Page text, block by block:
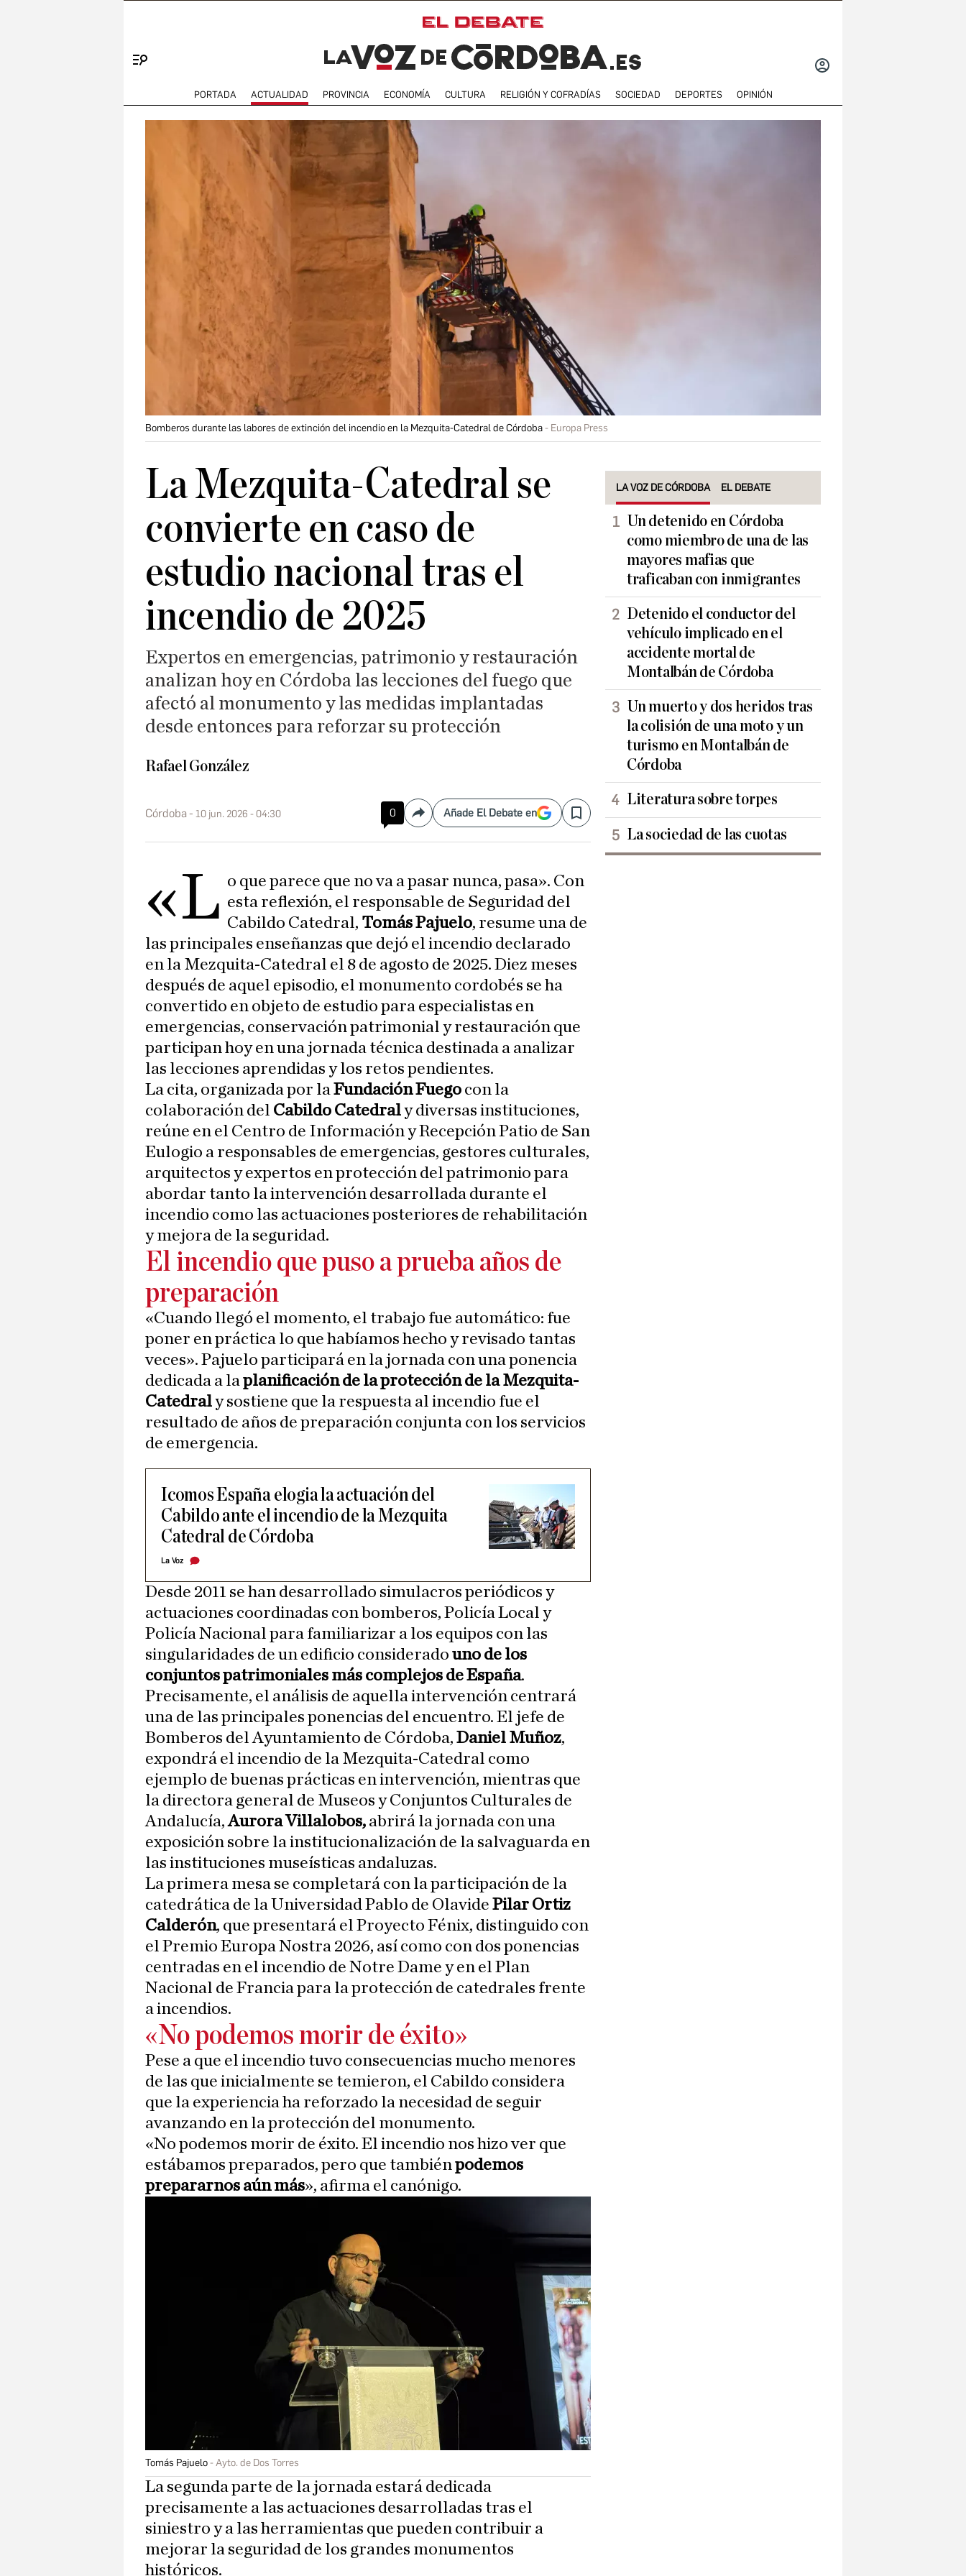
PORTADA ACTUALIDAD PROVINCIA ECONOMÍA CULTURA RELIGIÓN Y COFRADÍAS SOCIEDAD DEPORTES OPINIÓN
Bomberos durante las labores de extinción del incendio en la Mezquita-Catedral de Córdoba Europa Press
La Mezquita-Catedral se
convierte en caso de
estudio nacional tras el
incendio de 2025
Expertos en emergencias, patrimonio y restauración
analizan hoy en Córdoba las lecciones del fuego que
afectó al monumento y las medidas implantadas
desde entonces para reforzar su protección
Rafael González
Córdoba 10 jun. 2026 - 04:30 0 CompartirAñade El Debate en Save
«L o que parece que no va a pasar nunca, pasa». Con
esta reflexión, el responsable de Seguridad del
Cabildo Catedral, Tomás Pajuelo, resume una de
las principales enseñanzas que dejó el incendio declarado
en la Mezquita-Catedral el 8 de agosto de 2025. Diez meses
después de aquel episodio, el monumento cordobés se ha
convertido en objeto de estudio para especialistas en
emergencias, conservación patrimonial y restauración que
participan hoy en una jornada técnica destinada a analizar
las lecciones aprendidas y los retos pendientes.
La cita, organizada por laFundación Fuego con la
colaboración del Cabildo Catedraly diversas instituciones,
reúne en el Centro de Información y Recepción Patio de San
Eulogio a responsables de emergencias, gestores culturales,
arquitectos y expertos en protección del patrimonio para
abordar tanto la intervención desarrollada durante el
incendio como las actuaciones posteriores de rehabilitación
y mejora de la seguridad.
El incendio que puso a prueba años de
preparación
«Cuando llegó el momento, el trabajo fue automático: fue
poner en práctica lo que habíamos hecho y revisado tantas
veces». Pajuelo participará en la jornada con una ponencia
dedicada a laplanificación de la protección de la Mezquita-
Catedraly sostiene que la respuesta al incendio fue el
resultado de años de preparación conjunta con los servicios
de emergencia.
Icomos España elogia la actuación del
Cabildo ante el incendio de la Mezquita
Catedral de Córdoba
La Voz
Desde 2011 se han desarrollado simulacros periódicos y
actuaciones coordinadas con bomberos, Policía Local y
Policía Nacional para familiarizar a los equipos con las
singularidades de un edificio considerado uno de los
conjuntos patrimoniales más complejos de España.
Precisamente, el análisis de aquella intervención centrará
una de las principales ponencias del encuentro. El jefe de
Bomberos del Ayuntamiento de Córdoba, Daniel Muñoz,
expondrá el incendio de la Mezquita-Catedral como
ejemplo de buenas prácticas en intervención, mientras que
la directora general de Museos y Conjuntos Culturales de
Andalucía,Aurora Villalobos, abrirá la jornada con una
exposición sobre la institucionalización de la salvaguarda en
las instituciones museísticas andaluzas.
La primera mesa se completará con la participación de la
catedrática de la Universidad Pablo de Olavide Pilar Ortiz
Calderón, que presentará el Proyecto Fénix, distinguido con
el Premio Europa Nostra 2026, así como con dos ponencias
centradas en el incendio de Notre Dame y en el Plan
Nacional de Francia para la protección de catedrales frente
a incendios.
«No podemos morir de éxito»
Pese a que el incendio tuvo consecuencias mucho menores
de las que inicialmente se temieron, el Cabildo considera
que la experiencia ha reforzado la necesidad de seguir
avanzando en la protección del monumento.
«No podemos morir de éxito. El incendio nos hizo ver que
estábamos preparados, pero que tambiénpodemos
prepararnos aún más», afirma el canónigo.
Tomás Pajuelo Ayto. de Dos Torres
La segunda parte de la jornada estará dedicada
precisamente a las actuaciones desarrolladas tras el
siniestro y a las herramientas que pueden contribuir a
mejorar la seguridad de los grandes monumentos
históricos.
LA VOZ DE CÓRDOBA EL DEBATE
Un detenido en Córdoba
como miembro de una de las
mayores mafias que
traficaban con inmigrantes
Detenido el conductor del
vehículo implicado en el
accidente mortal de
Montalbán de Córdoba
Un muerto y dos heridos tras
la colisión de una moto y un
turismo en Montalbán de
Córdoba
Literatura sobre torpes
La sociedad de las cuotas